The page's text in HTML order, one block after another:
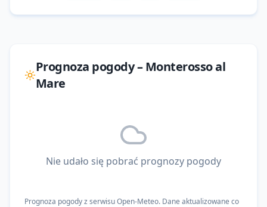
Prognoza pogody –Monterosso al
Mare
Nie udało się pobrać prognozy pogody
Prognoza pogody z serwisu Open-Meteo. Dane aktualizowane co